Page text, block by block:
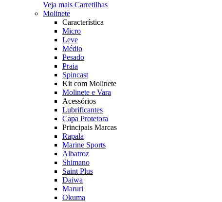
Veja mais Carretilhas
Molinete
Característica
Micro
Leve
Médio
Pesado
Praia
Spincast
Kit com Molinete
Molinete e Vara
Acessórios
Lubrificantes
Capa Protetora
Principais Marcas
Rapala
Marine Sports
Albatroz
Shimano
Saint Plus
Daiwa
Maruri
Okuma